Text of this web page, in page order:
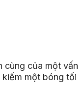
cùng của một vấn
một bóng tối